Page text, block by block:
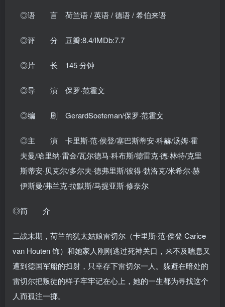
◎语 言 荷兰语 / 英语 / 德语 / 希伯来语
◎评 分 豆瓣:8.4/IMDb:7.7
◎片 长 145 分钟
◎导 演 保罗·范霍文
◎编 剧 GerardSoeteman/保罗·范霍文
◎主 演 卡里斯·范·侯登/塞巴斯蒂安·科赫/汤姆·霍
夫曼/哈里纳·雷金/瓦尔德马·科布斯/德雷克·德·林特/克里
斯蒂安·贝克尔/多尔夫·德弗里斯/彼得·勃洛克/米希尔·赫
伊斯曼/弗兰克·拉默斯/马提亚斯·修奈尔
◎简 介
二战末期，荷兰的犹太姑娘雷切尔（卡里斯·范·侯登 Carice
van Houten 饰）和她家人刚刚逃过死神关口，来不及喘息又
遭到德国军船的扫射，只幸存下雷切尔一人。躲避在暗处的
雷切尔把叛徒的样子牢牢记在心上，她的一生都为寻找这个
人而孤注一掷。